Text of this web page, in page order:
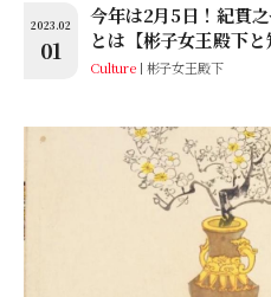
2023.02
01
今年は2月5日！紀貫
とは【彬子女王殿下と
Culture 彬子女王殿下